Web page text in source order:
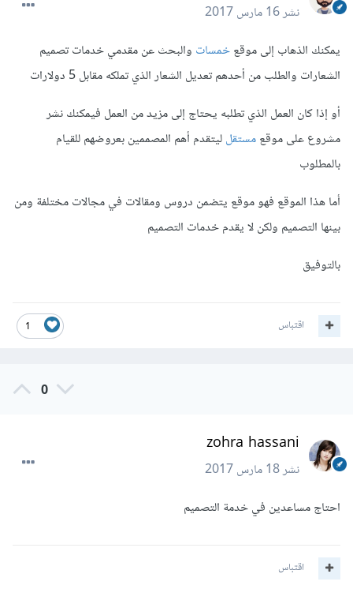
نشر16 مارس 2017
يمكنك الذهاب إلى موقعخمسات والبحث عن مقدمي خدمات تصميم
الشعارات والطلب من أحدهم تعديل الشعار الذي تملكه مقابل 5 دولارات
أو إذا كان العمل الذي تطلبه يحتاج إلى مزيد من العمل فيمكنك نشر
مشروع على موقعمستقلليتقدم أهم المصممين بعروضهم للقيام
بالمطلوب
أما هذا الموقع فهو موقع يتضمن دروس ومقالات في مجالات مختلفة ومن
بينها التصميم ولكن لا يقدم خدمات التصميم
بالتوفيق
1 اقتباس
0
zohra hassani
نشر18 مارس 2017
احتاج مساعدين في خدمة التصميم
اقتباس